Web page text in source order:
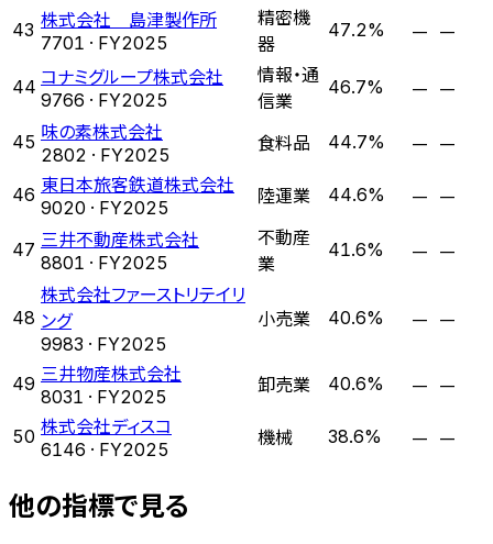
43 株式会社 島津製作所
7701 · FY2025
精密機
器
47.2% — —
44 コナミグループ株式会社
9766 · FY2025
情報・通
信業
46.7% — —
45 味の素株式会社
2802 · FY2025 食料品 44.7% — —
46 東日本旅客鉄道株式会社
9020 · FY2025 陸運業 44.6% — —
47 三井不動産株式会社
8801 · FY2025
不動産
業
41.6% — —
48
株式会社ファーストリテイリ
ング
9983 · FY2025
小売業 40.6% — —
49 三井物産株式会社
8031 · FY2025 卸売業 40.6% — —
50 株式会社ディスコ
6146 · FY2025 機械 38.6% — —
他の指標で見る